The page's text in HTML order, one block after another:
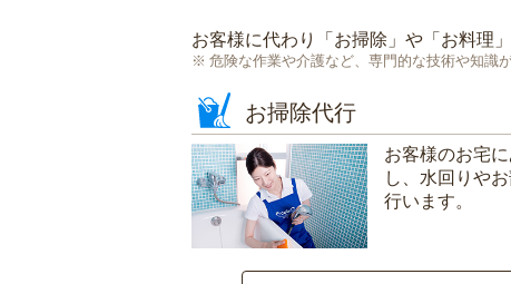
お客様に代わり「 お掃除 」や「 お料理
危険な作業や介護など、専門的な技術や知識
お掃除代行
お客様のお宅
し、水回りや
行います。